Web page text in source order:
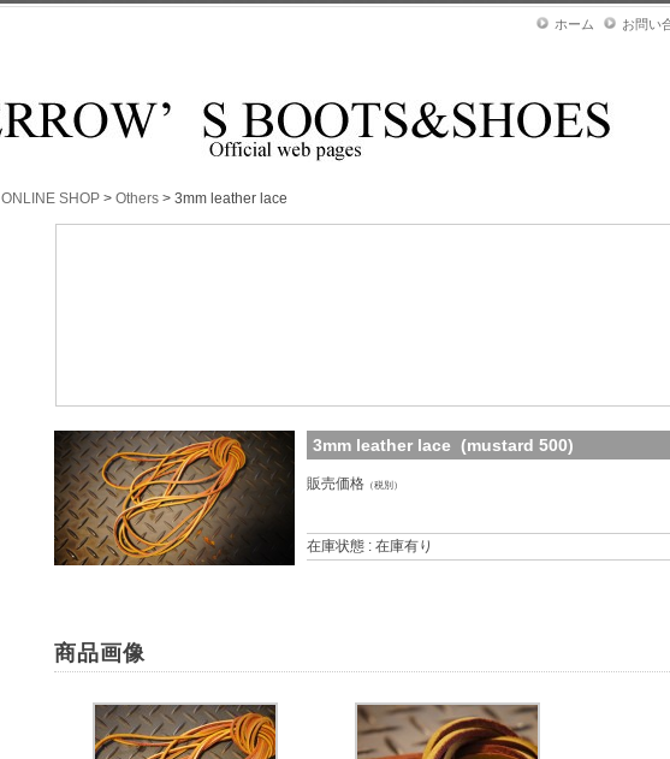
ホーム お問い
ONLINE SHOP > Others > 3mm leather lace
3mm leather lace (mustard 500)
販売価格 （税別）
在庫状態 : 在庫有り
商品画像